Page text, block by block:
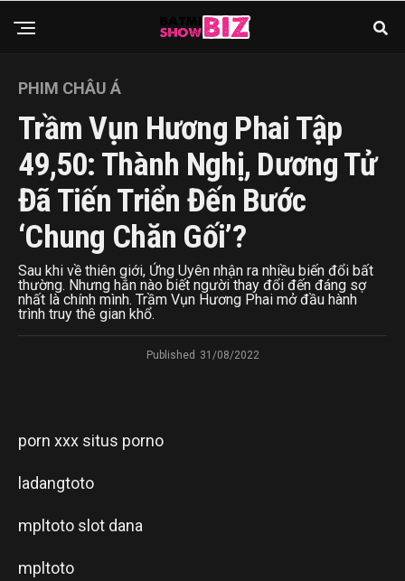
PHIM CHÂU Á
Trầm Vụn Hương Phai Tập
49,50: Thành Nghị, Dương Tử
Đã Tiến Triển Đến Bước
‘chung Chăn Gối’?
Sau khi về thiên giới, Ứng Uyên nhận ra nhiều biến đổi bất
thường. Nhưng hắn nào biết người thay đổi đến đáng sợ
nhất là chính mình. Trầm Vụn Hương Phai mở đầu hành
trình truy thê gian khổ.
Published 31/08/2022
porn xxx situs porno
ladangtoto
mpltoto slot dana
mpltoto